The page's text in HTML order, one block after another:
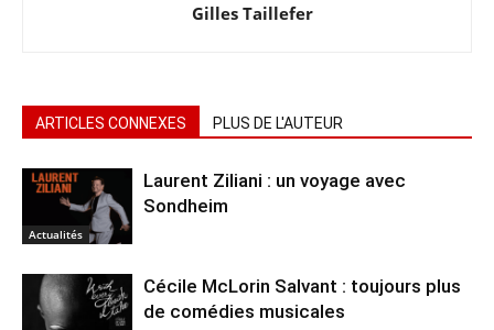
Gilles Taillefer
ARTICLES CONNEXES PLUS DE L'AUTEUR
Actualités
Laurent Ziliani : un voyage avec
Sondheim
Cécile McLorin Salvant : toujours plus
de comédies musicales